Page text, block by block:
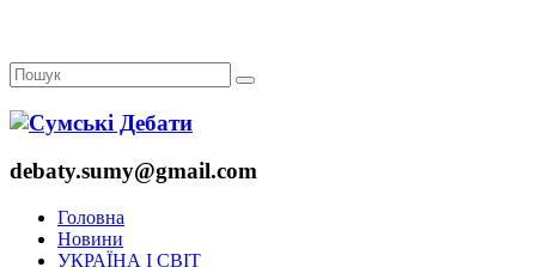
debaty.sumy@gmail.com
Головна
Новини
УКРАЇНА І СВІТ